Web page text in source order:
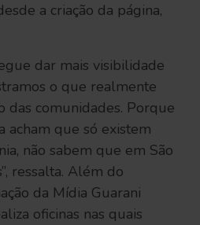
a criação da página,
dar mais visibilidade
o que realmente
das comunidades. Porque
acham que só existem
não sabem que em São
ressalta. Além do
da Mídia Guarani
oficinas nas quais